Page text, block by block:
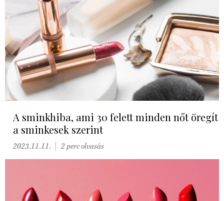
A sminkhiba, ami 30 felett minden nőt öregít
a sminkesek szerint
2023.11.11. 2 perc olvasás